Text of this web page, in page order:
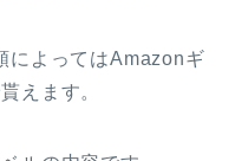
によってはAmazonギ
えます。